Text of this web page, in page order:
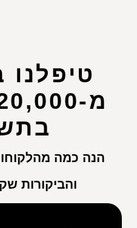
הנה כמה
והביקורות